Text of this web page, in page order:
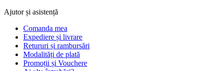
Ajutor și asistență
Comanda mea
Expediere și livrare
Retururi și rambursări
Modalități de plată
Promoții și Vouchere